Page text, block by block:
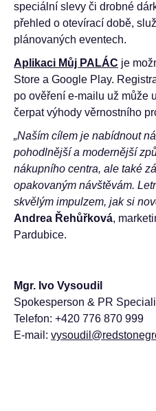
speciální slevy či drobné
přehled o otevírací době,
plánovaných eventech.
Aplikaci Můj PALÁC je
Store a Google Play.
po ověření e-mailu už může
čerpat výhody věrnostního
„Naším cílem je nabídnout
pohodlnější a modernější
nákupního centra, ale také
opakovaným návštěvám.
skvělým impulzem, jak si
Andrea Řehůřková,
Pardubice.
Mgr. Ivo Vysoudil
Spokesperson & PR
Telefon: +420 776 870 999
E-mail: